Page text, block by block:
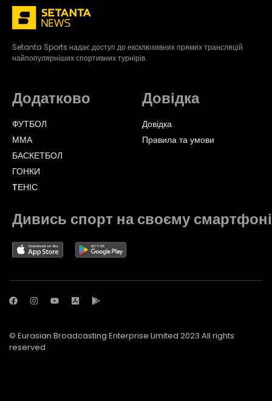
Setanta Sports надає доступ до ексклюзивних прямих трансляцій
найпопулярніших спортивних турнірів.
Додатково
ФУТБОЛ
ММА
БАСКЕТБОЛ
ГОНКИ
TЕНІС
Довідка
Довідка
Правила та умови
Дивись спорт на своєму смартфоні
© Eurasian Broadcasting Enterprise Limited 2023 All rights
reserved